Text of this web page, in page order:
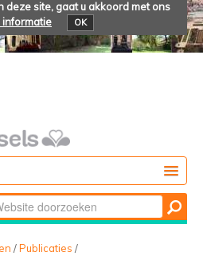
deze site, gaat u akkoord met ons
informatie OK
/Publicaties /